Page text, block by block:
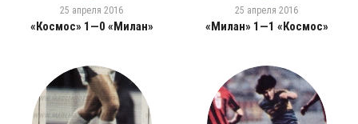
25 апреля 2016
«Космос» 1—0 «Милан»
25 апреля 2016
«Милан» 1—1 «Космос»